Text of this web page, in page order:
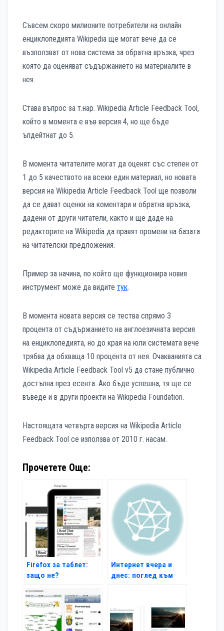
Съвсем скоро милионите потребители на онлайн
енциклопедията Wikipedia ще могат вече да се
възползват от нова система за обратна връзка, чрез
която да оценяват съдържанието на материалите в
нея.
Става въпрос за т.нар. Wikipedia Article Feedback Tool,
който в момента е във версия 4, но ще бъде
ъпдейтнат до 5.
В момента читателите могат да оценят със степен от
1 до 5 качеството на всеки един материал, но новата
версия на Wikipedia Article Feedback Tool ще позволи
да се дават оценки на коментари и обратна връзка,
дадени от други читатели, както и ще даде на
редакторите на Wikipedia да правят промени на базата
на читателски предложения.
Пример за начина, по който ще функционира новия
инструмент може да видите тук.
В момента новата версия се тества спрямо 3
процента от съдържанието на англоезичната версия
на енциклопедията, но до края на юли системата вече
трябва да обхваща 10 процента от нея. Очакванията са
Wikipedia Article Feedback Tool v5 да стане публично
достъпна през есента. Ако бъде успешна, тя ще се
въведе и в други проекти на Wikipedia Foundation.
Настоящата четвърта версия на Wikipedia Article
Feedback Tool се използва от 2010 г. насам.
Прочетете Още:
Firefox за таблет:
защо не?
Интернет вчера и
днес: поглед към